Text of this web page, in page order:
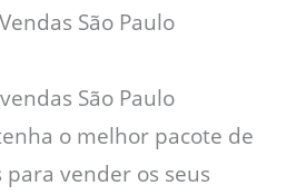
São Paulo
São Paulo
o melhor pacote de
vender os seus